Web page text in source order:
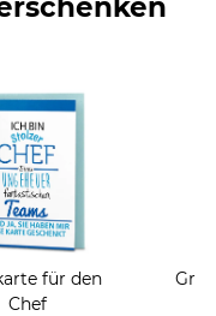
für den
Chef